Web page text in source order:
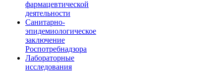
фармацевтической
деятельности
Санитарно-
эпидемиологическое
заключение
Роспотребнадзора
Лабораторные
исследования